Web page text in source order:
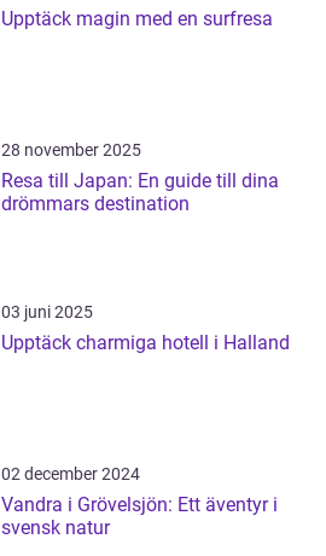
Upptäck magin med en surfresa
28 november 2025
Resa till Japan: En guide till dina
drömmars destination
03 juni 2025
Upptäck charmiga hotell i Halland
02 december 2024
Vandra i Grövelsjön: Ett äventyr i
svensk natur